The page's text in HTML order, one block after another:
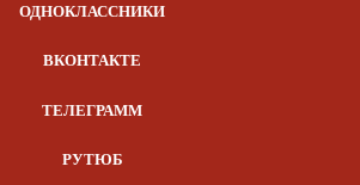
ОДНОКЛАССНИКИ
ВКОНТАКТЕ
ТЕЛЕГРАММ
РУТЮБ